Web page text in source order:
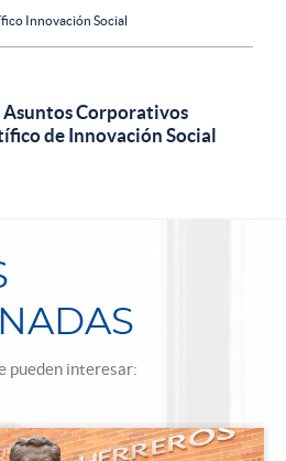
Innovación Social
Corporativos
de Innovación Social
pueden interesar: